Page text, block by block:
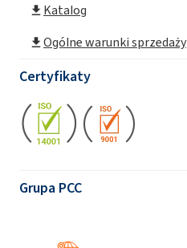
Katalog
Ogólne warunki sprzedaży
Certyfikaty
Grupa PCC